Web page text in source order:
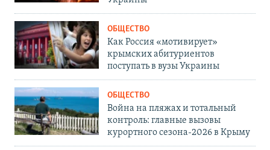
ОБЩЕСТВО
Как Россия «мотивирует»
крымских абитуриентов
поступать в вузы Украины
ОБЩЕСТВО
Война на пляжах и тотальный
контроль: главные вызовы
курортного сезона-2026 в Крыму